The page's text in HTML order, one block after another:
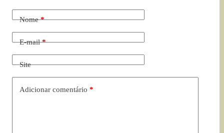
Nome*
E-mail*
Site
Adicionar comentário *